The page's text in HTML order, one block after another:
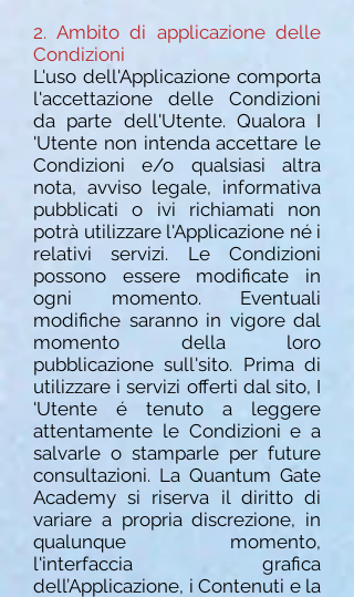
2. Ambito di applicazione delle
Condizioni
L'uso dell'Applicazione comporta
l'accettazione delle Condizioni
da parte dell'Utente. Qualora I
'Utente non intenda accettare le
Condizioni e/o qualsiasi altra
nota, avviso legale, informativa
pubblicati o ivi richiamati non
potrà utilizzare l'Applicazione né i
relativi servizi. Le Condizioni
possono essere modificate in
ogni momento. Eventuali
modifiche saranno in vigore dal
momento della loro
pubblicazione sull'sito. Prima di
utilizzare i servizi offerti dal sito, I
'Utente é tenuto a leggere
attentamente le Condizioni e a
salvarle o stamparle per future
consultazioni. La Quantum Gate
Academy si riserva il diritto di
variare a propria discrezione, in
qualunque momento,
l'interfaccia grafica
dell’Applicazione, i Contenuti e la